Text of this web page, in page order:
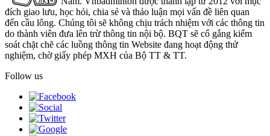
đích giao lưu, học hỏi, chia sẻ và thảo luận mọi vấn đề liên quan
đến cầu lông. Chúng tôi sẽ không chịu trách nhiệm với các thông tin
do thành viên đưa lên trừ thông tin nội bộ. BQT sẽ cố gắng kiểm
soát chặt chẽ các luồng thông tin Website đang hoạt động thử
nghiệm, chờ giấy phép MXH của Bộ TT & TT.
Follow us